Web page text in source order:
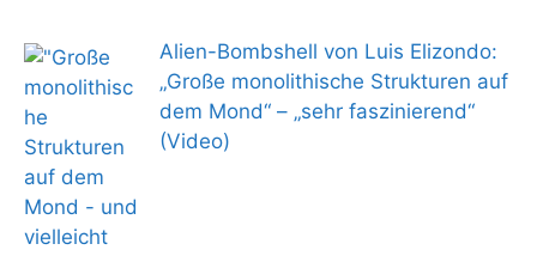
Alien-Bombshell von Luis Elizondo:
„Große monolithische Strukturen auf
dem Mond“ – „sehr faszinierend“
(Video)